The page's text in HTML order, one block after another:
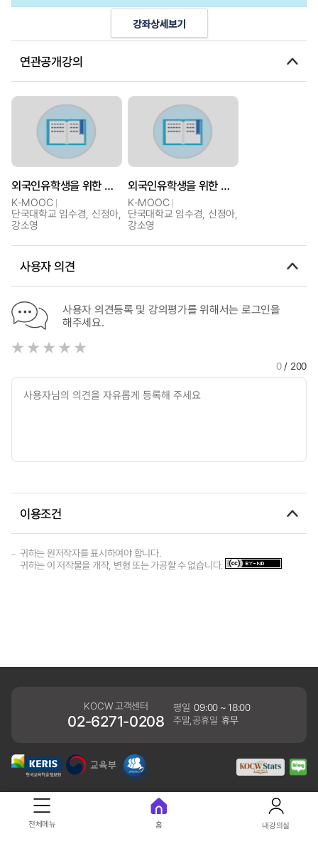
연관공개강의
외국인유학생을 위한 한국대학문화
K-MOOC
단국대학교 임수경, 신정아,
강소영
외국인유학생을 위한 한국대학문화
K-MOOC
단국대학교 임수경, 신정아,
강소영
사용자 의견
사용자 의견등록 및 강의평가를 위해서는 로그인을
해주세요.
0/ 200
이용조건
귀하는 원저작자를 표시하여야 합니다.
귀하는 이 저작물을 개작, 변형 또는 가공할 수 없습니다.
KOCW 고객센터
02-6271-0208
평일 09:00 ~ 18:00
주말,공휴일 휴무
개인정보처리방침
41061 대구광역시 동구 동내로 64 (동내동 1119) 우)41061
전체메뉴 홈 내강의실